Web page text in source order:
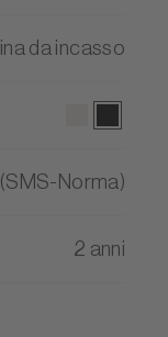
da incasso
Norma)
2 anni